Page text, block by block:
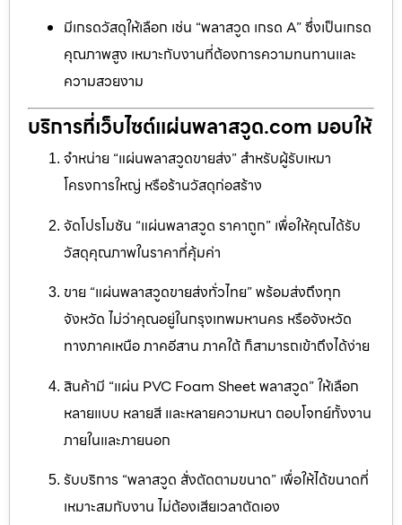
มีเกรดวัสดุให้เลือก เช่น “พลาสวูด เกรด A” ซึ่งเป็นเกรด
คุณภาพสูง เหมาะกับงานที่ต้องการความทนทานและ
ความสวยงาม
บริการที่เว็บไซต์แผ่นพลาสวูด.com มอบให้
จำหน่าย “แผ่นพลาสวูดขายส่ง” สำหรับผู้รับเหมา
โครงการใหญ่ หรือร้านวัสดุก่อสร้าง
จัดโปรโมชัน “แผ่นพลาสวูด ราคาถูก” เพื่อให้คุณได้รับ
วัสดุคุณภาพในราคาที่คุ้มค่า
ขาย “แผ่นพลาสวูดขายส่งทั่วไทย” พร้อมส่งถึงทุก
จังหวัด ไม่ว่าคุณอยู่ในกรุงเทพมหานคร หรือจังหวัด
ทางภาคเหนือ ภาคอีสาน ภาคใต้ ก็สามารถเข้าถึงได้ง่าย
สินค้ามี “แผ่น PVC Foam Sheet พลาสวูด” ให้เลือก
หลายแบบ หลายสี และหลายความหนา ตอบโจทย์ทั้งงาน
ภายในและภายนอก
รับบริการ “พลาสวูด สั่งตัดตามขนาด” เพื่อให้ได้ขนาดที่
เหมาะสมกับงาน ไม่ต้องเสียเวลาตัดเอง